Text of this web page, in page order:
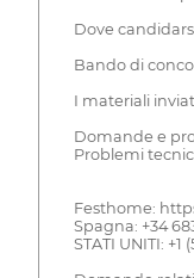
Dove
Bando di
I materiali
Domande e
Problemi
Festhome:
Spagna: +34
STATI UNITI: +1